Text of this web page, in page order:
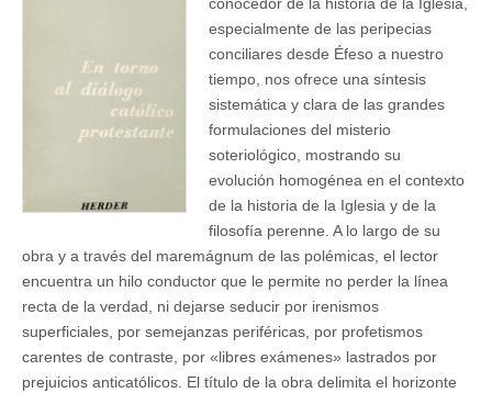
especialmente de las peripecias
conciliares desde Éfeso a nuestro
tiempo, nos ofrece una síntesis
sistemática y clara de las grandes
formulaciones del misterio
soteriológico, mostrando su
evolución homogénea en el contexto
de la historia de la Iglesia y de la
filosofía perenne. A lo largo de su
obra y a través del maremágnum de las polémicas, el lector
encuentra un hilo conductor que le permite no perder la línea
recta de la verdad, ni dejarse seducir por irenismos
superficiales, por semejanzas periféricas, por profetismos
carentes de contraste, por «libres exámenes» lastrados por
prejuicios anticatólicos. El título de la obra delimita el horizonte